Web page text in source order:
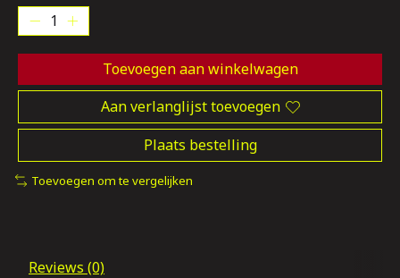
Toevoegen aan winkelwagen
Aan verlanglijst toevoegen
Plaats bestelling
Toevoegen om te vergelijken
Reviews (0)